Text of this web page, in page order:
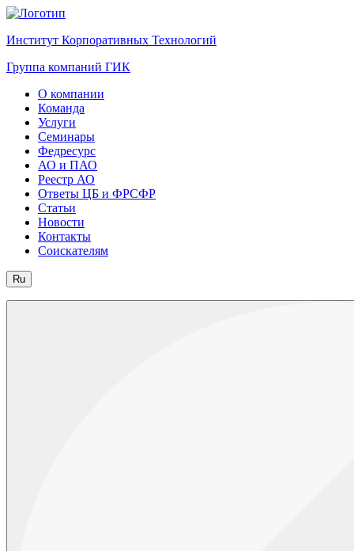
Институт Корпоративных Технологий
Группа компаний ГИК
О компании
Команда
Услуги
Семинары
Федресурс
АО и ПАО
Реестр АО
Ответы ЦБ и ФРСФР
Статьи
Новости
Контакты
Соискателям
Ru